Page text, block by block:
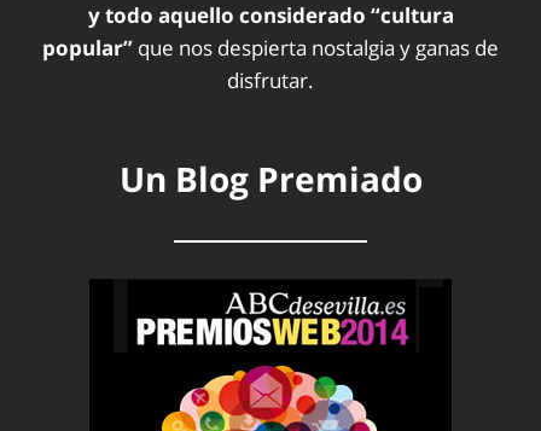
y todo aquello considerado “cultura
popular” que nos despierta nostalgia y ganas de
disfrutar.
Un Blog Premiado